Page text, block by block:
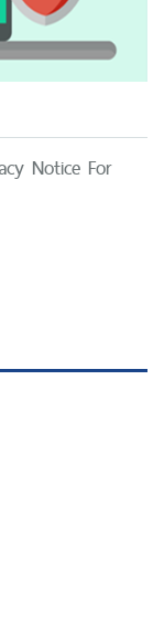
Notice For